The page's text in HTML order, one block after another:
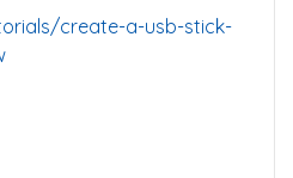
create-a-usb-stick-